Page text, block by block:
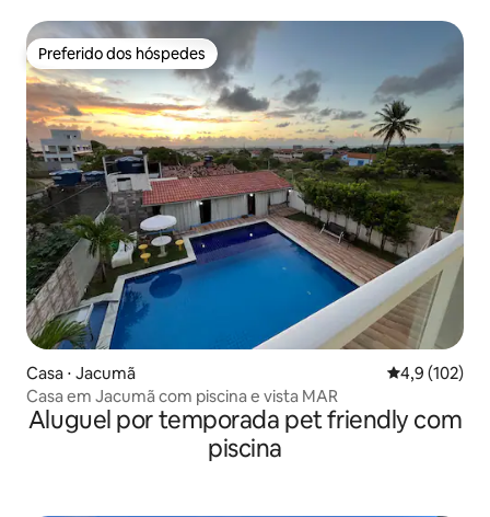
Preferido dos hóspedes
Preferido dos hóspedes
Casa ⋅ Jacumã 4,9 de uma
4,9 (102)
Casa em Jacumã com piscina e vista MAR
Aluguel por temporada pet friendly com
piscina